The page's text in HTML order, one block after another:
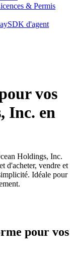
& Permis
SDK d'agent
vos
Inc. en
Holdings, Inc.
d'acheter, vendre et
Idéale pour
pour vos